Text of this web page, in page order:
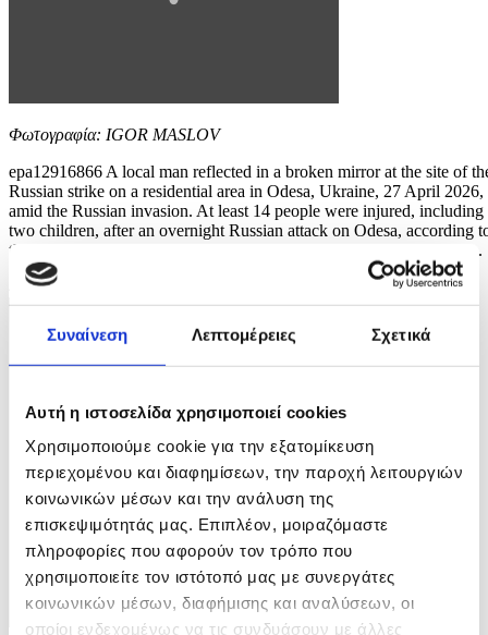
Συναίνεση Λεπτομέρειες Σχετικά
Αυτή η ιστοσελίδα χρησιμοποιεί cookies
Χρησιμοποιούμε cookie για την εξατομίκευση
περιεχομένου και διαφημίσεων, την παροχή λειτουργιών
κοινωνικών μέσων και την ανάλυση της
επισκεψιμότητάς μας. Επιπλέον, μοιραζόμαστε
πληροφορίες που αφορούν τον τρόπο που
χρησιμοποιείτε τον ιστότοπό μας με συνεργάτες
κοινωνικών μέσων, διαφήμισης και αναλύσεων, οι
οποίοι ενδεχομένως να τις συνδυάσουν με άλλες
Φωτογραφία: IGOR MASLOV
epa12916866 A local man reflected in a broken mirror at the site of
Russian strike on a residential area in Odesa, Ukraine, 27 April 2026,
amid the Russian invasion. At least 14 people were injured, including
two children, after an overnight Russian attack on Odesa, according
the head of the Odesa regional military administration, Oleg Kiper. ...
4 / 9